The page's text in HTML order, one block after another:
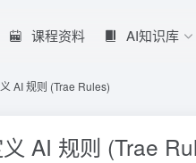
课程资料 AI知识库
AI 规则 (Trae Rules)
AI 规则 (Trae